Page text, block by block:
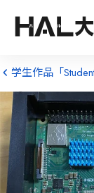
LANGUAGE
English
한국어
学生作品「